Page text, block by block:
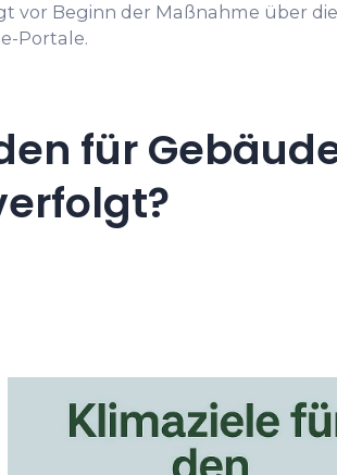
vor Beginn der Maßnahme über
Portale.
für